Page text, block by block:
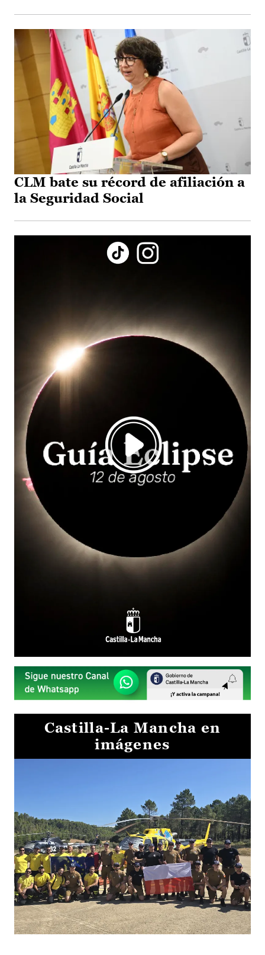
CLM bate su récord de afiliación a
la Seguridad Social
Castilla-La Mancha en
imágenes